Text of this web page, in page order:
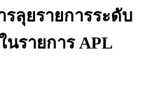
รลุยรายการระดับ
รายการ APL